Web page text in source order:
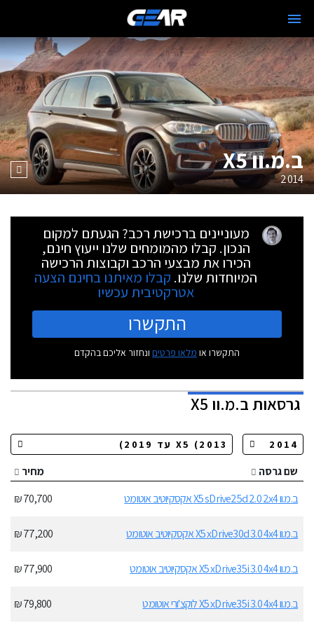
ב.מ.וו X5
2014
מעוניינים ברכישת רכב? הגעתם למקום
הנכון. קבלו מהמומחים שלנו ייעוץ חינם,
הכירו את מבצעי הרכב וקבוצות הרכישה
המיוחדות שלנו. קבלו מאיתנו בחינם הצעה
אטרקטיבית עכשיו
התקשרו
התקשרו או מלאו פרטים ונחזור אליכם בהקדם
גרסאותב.מ.וו X5
שם גרסה
מחיר
ב.מ.וו X5 sDrive25d 2.0 2x4 אקסקיוטיב אוטומט
70,700 ₪
ב.מ.וו X5 xDrive30d 3.0 4x4 אקסקיוטיב אוטומט 77,200 ₪
ב.מ.וו X5 xDrive35i 3.0 4x4 אקסקיוטיב אוטומט 77,900 ₪
ב.מ.וו X5 xDrive35i 3.0 4x4 לוקצ'ורי אוטומט 79,800 ₪